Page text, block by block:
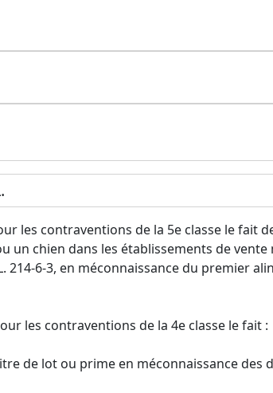
les contraventions de la 5e classe le fait
un chien dans les établissements de vente
214-6-3, en méconnaissance du premier
les contraventions de la 4e classe le fait :
de lot ou prime en méconnaissance des